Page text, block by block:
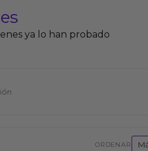
ya lo han probado
ORDENAR